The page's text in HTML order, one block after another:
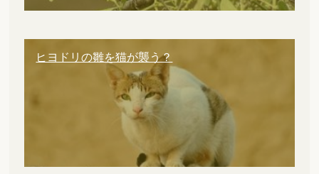
ヒヨドリの雛を猫が襲う？